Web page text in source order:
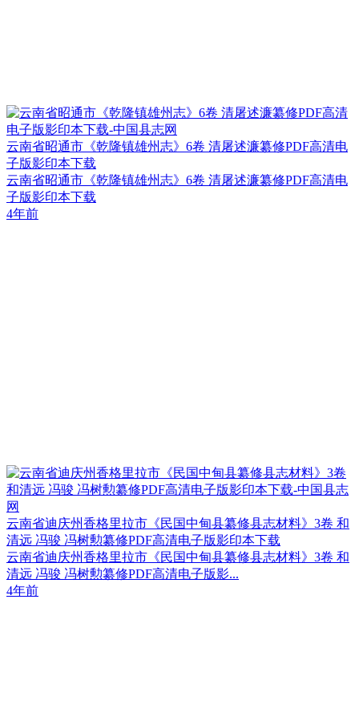
云南省昭通市《乾隆镇雄州志》6卷 清屠述濂纂修PDF高清电
子版影印本下载
云南省昭通市《乾隆镇雄州志》6卷 清屠述濂纂修PDF高清电
子版影印本下载
4年前
云南省迪庆州香格里拉市《民国中甸县纂修县志材料》3卷 和
清远 冯骏 冯树勲纂修PDF高清电子版影印本下载
云南省迪庆州香格里拉市《民国中甸县纂修县志材料》3卷 和
清远 冯骏 冯树勲纂修PDF高清电子版影...
4年前